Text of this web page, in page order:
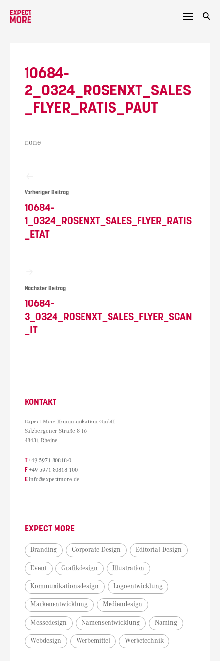
10684-
2_0324_ROSENXT_SALES
_FLYER_RATIS_PAUT
none
Vorheriger Beitrag
10684-
1_0324_ROSENXT_SALES_FLYER_RATIS
_ETAT
Nächster Beitrag
10684-
3_0324_ROSENXT_SALES_FLYER_SCAN
_IT
KONTAKT
Expect More Kommunikation GmbH
Salzbergener Straße 8-16
48431 Rheine
T +49 5971 80818-0
F +49 5971 80818-100
E info@expectmore.de
EXPECT MORE
Branding Corporate Design Editorial Design
Event Grafikdesign Illustration
Kommunikationsdesign Logoentwicklung
Markenentwicklung Mediendesign
Messedesign Namensentwicklung Naming
Webdesign Werbemittel Werbetechnik